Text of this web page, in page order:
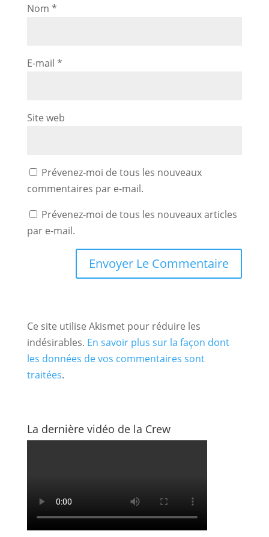
Nom *
E-mail *
Site web
Prévenez-moi de tous les nouveaux
commentaires par e-mail.
Prévenez-moi de tous les nouveaux articles
par e-mail.
Ce site utilise Akismet pour réduire les
indésirables. En savoir plus sur la façon dont
les données de vos commentaires sont
traitées.
La dernière vidéo de la Crew